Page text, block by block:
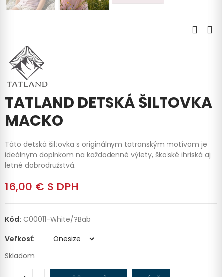
TATLAND DETSKÁ ŠILTOVKA
MACKO
Táto detská šiltovka s originálnym tatranským motívom je
ideálnym doplnkom na každodenné výlety, školské ihriská aj
letné dobrodružstvá.
16,00 € S DPH
Kód: C00011-White/?bab
Veľkosť
Skladom